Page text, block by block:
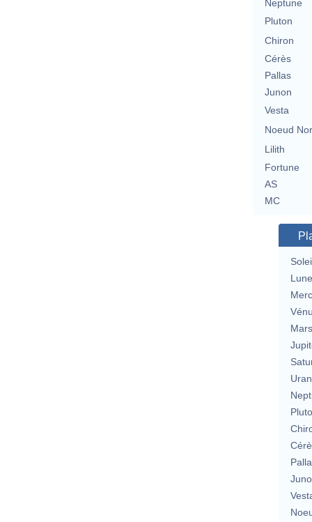
Neptune
Pluton
Chiron
Cérès
Pallas
Junon
Vesta
Noeud
Lilith
Fortune
AS
MC
Lune
Mars